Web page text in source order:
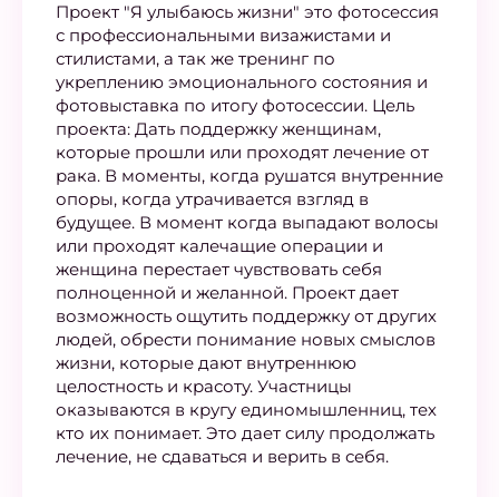
Проект "Я улыбаюсь жизни" это фотосессия
с профессиональными визажистами и
стилистами, а так же тренинг по
укреплению эмоционального состояния и
фотовыставка по итогу фотосессии. Цель
проекта: Дать поддержку женщинам,
которые прошли или проходят лечение от
рака. В моменты, когда рушатся внутренние
опоры, когда утрачивается взгляд в
будущее. В момент когда выпадают волосы
или проходят калечащие операции и
женщина перестает чувствовать себя
полноценной и желанной. Проект дает
возможность ощутить поддержку от других
людей, обрести понимание новых смыслов
жизни, которые дают внутреннюю
целостность и красоту. Участницы
оказываются в кругу единомышленниц, тех
кто их понимает. Это дает силу продолжать
лечение, не сдаваться и верить в себя.